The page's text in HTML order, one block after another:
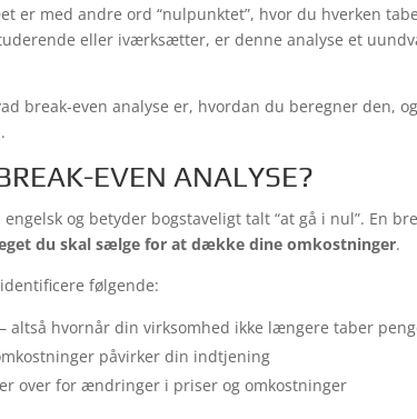
er med andre ord “nulpunktet”, hvor du hverken
eller iværksætter, er denne analyse et
break-even analyse er, hvordan du beregner den,
EVEN ANALYSE?
og betyder bogstaveligt talt “at gå i nul”. En
du skal sælge for at dække dine omkostninger.
følgende:
altså hvornår din virksomhed ikke længere taber
påvirker din indtjening
over for ændringer i priser og omkostninger